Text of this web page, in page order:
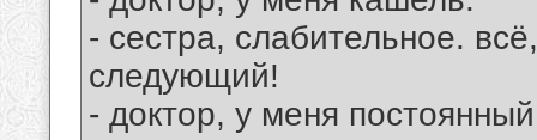
- сестра, слабительное.
следующий!
- доктор, у меня